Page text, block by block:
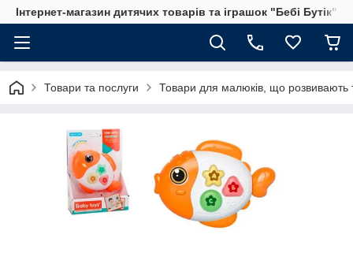
Інтернет-магазин дитячих товарів та іграшок "Бебі Бутік"
Товари та послуги Товари для малюків, що розвивають